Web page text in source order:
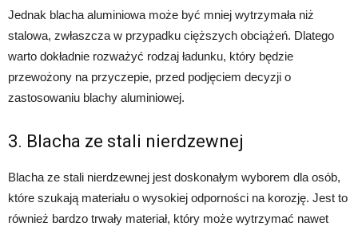
Jednak blacha aluminiowa może być mniej wytrzymała niż
stalowa, zwłaszcza w przypadku cięższych obciążeń. Dlatego
warto dokładnie rozważyć rodzaj ładunku, który będzie
przewożony na przyczepie, przed podjęciem decyzji o
zastosowaniu blachy aluminiowej.
3. Blacha ze stali nierdzewnej
Blacha ze stali nierdzewnej jest doskonałym wyborem dla osób,
które szukają materiału o wysokiej odporności na korozję. Jest to
również bardzo trwały materiał, który może wytrzymać nawet